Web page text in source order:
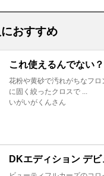
おすすめ
これ使えるんでない？
花粉や黄砂で汚れがちなフロ
に固く絞ったクロスで ...
いがいがくんさん
DKエディション デビ